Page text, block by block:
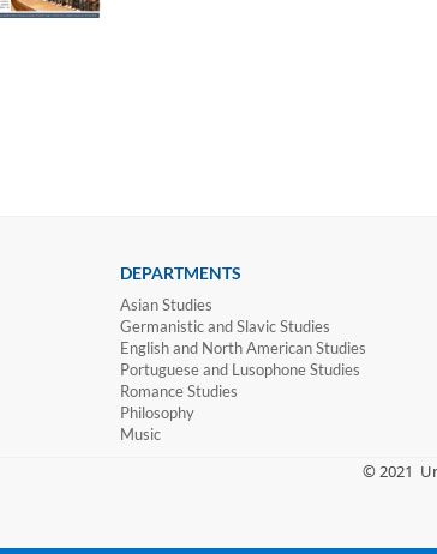
DEPARTMENTS
Asian Studies
Germanistic and Slavic Studies
English and North American Studies
Portuguese and Lusophone Studies
Romance Studies
Philosophy
Music
​© 2021